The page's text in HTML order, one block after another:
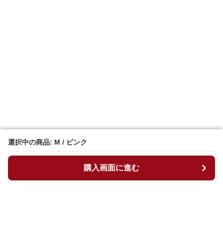
選択中の商品: M / ピンク
購入画面に進む
選択中の商品: M / ピンク
購入画面に進む